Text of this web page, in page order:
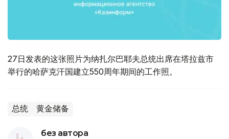
27日发表的这张照片为纳扎尔巴耶夫总统出席在塔拉兹市
举行的哈萨克汗国建立550周年期间的工作照。
总统 黄金储备
без автора